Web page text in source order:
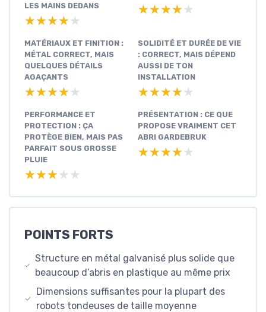
LES MAINS DEDANS
★★★★★
★★★★★
★★★★★
★★★★★
MATÉRIAUX ET FINITION :
MÉTAL CORRECT, MAIS
QUELQUES DÉTAILS
AGAÇANTS
★★★★★
★★★★★
SOLIDITÉ ET DURÉE DE VIE
: CORRECT, MAIS DÉPEND
AUSSI DE TON
INSTALLATION
★★★★★
★★★★★
PERFORMANCE ET
PROTECTION : ÇA
PROTÈGE BIEN, MAIS PAS
PARFAIT SOUS GROSSE
PLUIE
★★★★★
★★★★★
PRÉSENTATION : CE QUE
PROPOSE VRAIMENT CET
ABRI GARDEBRUK
★★★★★
★★★★★
POINTS FORTS
Structure en métal galvanisé plus solide que
beaucoup d’abris en plastique au même prix
Dimensions suffisantes pour la plupart des
robots tondeuses de taille moyenne